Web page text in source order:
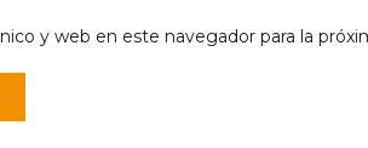
y web en este navegador para la